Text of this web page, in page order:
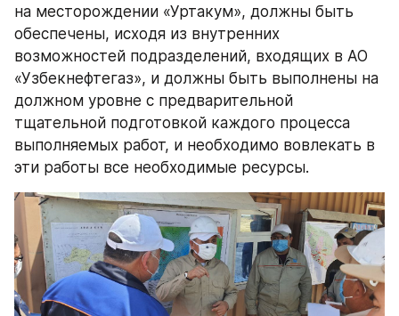
на месторождении «Уртакум», должны быть
обеспечены, исходя из внутренних
возможностей подразделений, входящих в АО
«Узбекнефтегаз», и должны быть выполнены на
должном уровне с предварительной
тщательной подготовкой каждого процесса
выполняемых работ, и необходимо вовлекать в
эти работы все необходимые ресурсы.